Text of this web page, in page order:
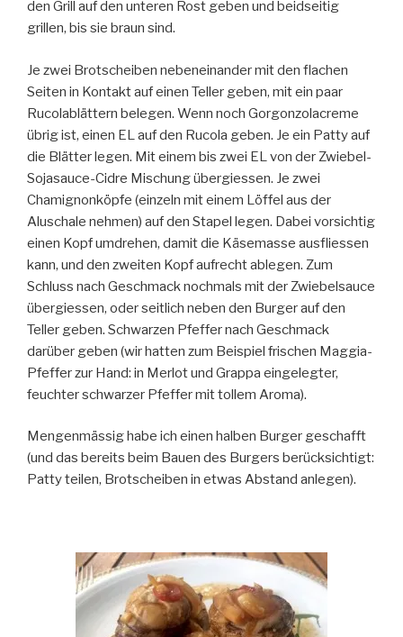
den Grill auf den unteren Rost geben und beidseitig
grillen, bis sie braun sind.
Je zwei Brotscheiben nebeneinander mit den flachen
Seiten in Kontakt auf einen Teller geben, mit ein paar
Rucolablättern belegen. Wenn noch Gorgonzolacreme
übrig ist, einen EL auf den Rucola geben. Je ein Patty auf
die Blätter legen. Mit einem bis zwei EL von der Zwiebel-
Sojasauce-Cidre Mischung übergiessen. Je zwei
Chamignonköpfe (einzeln mit einem Löffel aus der
Aluschale nehmen) auf den Stapel legen. Dabei vorsichtig
einen Kopf umdrehen, damit die Käsemasse ausfliessen
kann, und den zweiten Kopf aufrecht ablegen. Zum
Schluss nach Geschmack nochmals mit der Zwiebelsauce
übergiessen, oder seitlich neben den Burger auf den
Teller geben. Schwarzen Pfeffer nach Geschmack
darüber geben (wir hatten zum Beispiel frischen Maggia-
Pfeffer zur Hand: in Merlot und Grappa eingelegter,
feuchter schwarzer Pfeffer mit tollem Aroma).
Mengenmässig habe ich einen halben Burger geschafft
(und das bereits beim Bauen des Burgers berücksichtigt:
Patty teilen, Brotscheiben in etwas Abstand anlegen).